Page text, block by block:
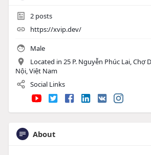
2posts
https://xvip.dev/
Male
Located in 25 P. Nguyễn Phúc Lai, Chợ
Nội, Việt Nam
Social Links
About